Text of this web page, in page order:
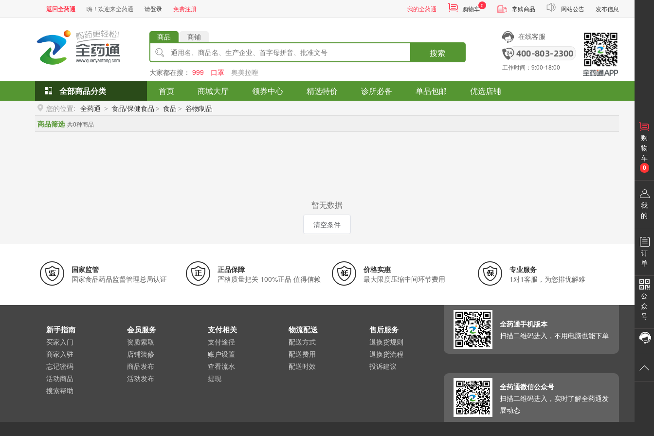
返回全药通 嗨！欢迎来全药通 请登录 免费注册 我的全药通 购物车0 常购商品 网站公告 发布信息
商品 商铺
搜索
大家都在搜： 999 口罩 奥美拉唑
在线客服
工作时间：9:00-18:00
全部商品分类 首页 商城大厅 领券中心 精选特价 诊所必备 单品包邮 优选店铺
您的位置: 全药通 > 食品/保健食品 > 食品 > 谷物制品
商品筛选 共0种商品
暂无数据
清空条件
购
物
车
0
我
的
订
单
公
众
号
国家监管
国家食品药品监督管理总局认证
正品保障
严格质量把关 100%正品 值得信赖
价格实惠
最大限度压缩中间环节费用
专业服务
1对1客服，为您排忧解难
新手指南
买家入门
商家入驻
忘记密码
活动商品
搜索帮助
会员服务
资质索取
店铺装修
商品发布
活动发布
支付相关
支付途径
账户设置
查看流水
提现
物流配送
配送方式
配送费用
配送时效
售后服务
退换货规则
退换货流程
投诉建议
全药通手机版本
扫描二维码进入，不用电脑也能下单
全药通微信公众号
扫描二维码进入，实时了解全药通发
展动态